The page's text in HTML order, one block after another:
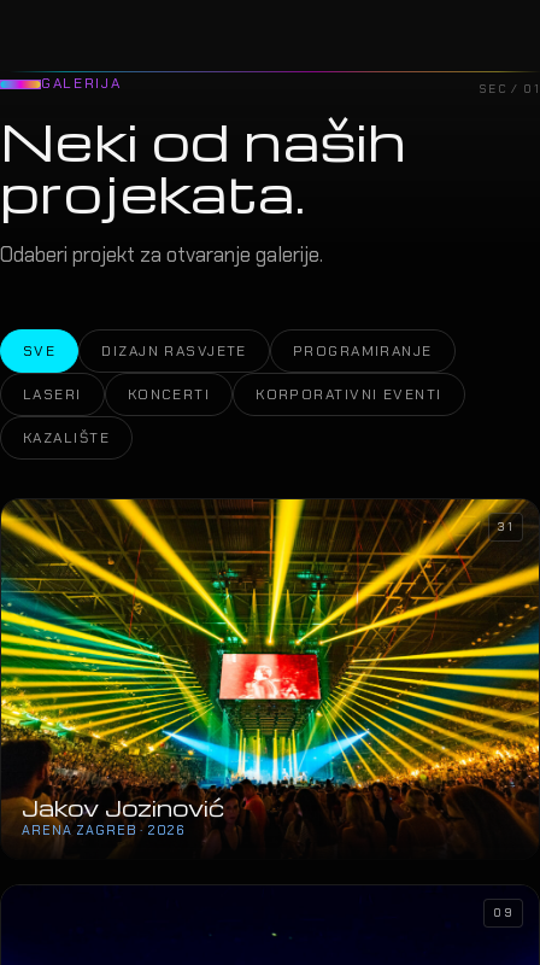
GALERIJA
Neki od naših
projekata.
Odaberi projekt za otvaranje galerije.
SEC / 01
SVE DIZAJN RASVJETE PROGRAMIRANJE
LASERI KONCERTI KORPORATIVNI EVENTI
KAZALIŠTE
Jakov Jozinović
ARENA ZAGREB · 2026
31
09